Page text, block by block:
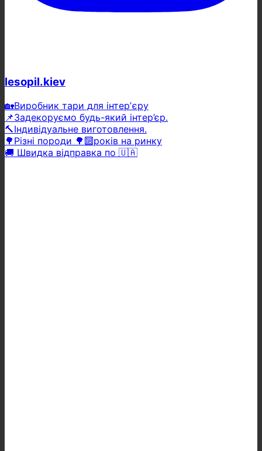
lesopil.kiev
🏡Виробник тари для інтерʼєру
📌Задекоруємо будь-який інтер’єр.
🔨Індивідуальне виготовлення.
🌳Різні породи 🌳🔟років на ринку
🚚 Швидка відправка по 🇺🇦